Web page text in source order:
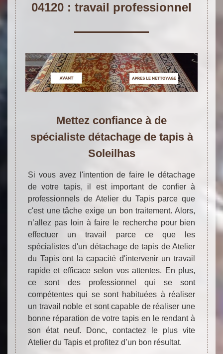
04120 : travail professionnel
Mettez confiance à de
spécialiste détachage de tapis à
Soleilhas
Si vous avez l'intention de faire le détachage
de votre tapis, il est important de confier à
professionnels de Atelier du Tapis parce que
c'est une tâche exige un bon traitement. Alors,
n’allez pas loin à faire le recherche pour bien
effectuer un travail parce ce que les
spécialistes d'un détachage de tapis de Atelier
du Tapis ont la capacité d'intervenir un travail
rapide et efficace selon vos attentes. En plus,
ce sont des professionnel qui se sont
compétentes qui se sont habituées à réaliser
un travail noble et sont capable de réaliser une
bonne réparation de votre tapis en le rendant à
son état neuf. Donc, contactez le plus vite
Atelier du Tapis et profitez d’un bon résultat.